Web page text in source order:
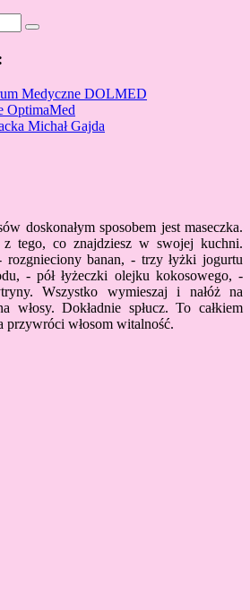
Medyczne DOLMED
OptimaMed
Michał Gajda
doskonałym sposobem jest maseczka.
tego, co znajdziesz w swojej kuchni.
rozgnieciony banan, - trzy łyżki jogurtu
- pół łyżeczki olejku kokosowego, -
Wszystko wymieszaj i nałóż na
włosy. Dokładnie spłucz. To całkiem
przywróci włosom witalność.